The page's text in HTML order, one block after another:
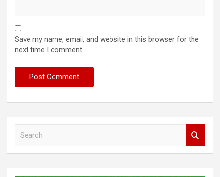
Save my name, email, and website in this browser for the
next time I comment.